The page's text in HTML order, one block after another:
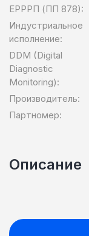
ЕРРРП (ПП 878):
Индустриальное
исполнение:
DDM (Digital
Diagnostic
Monitoring):
Производитель:
Партномер:
Описание